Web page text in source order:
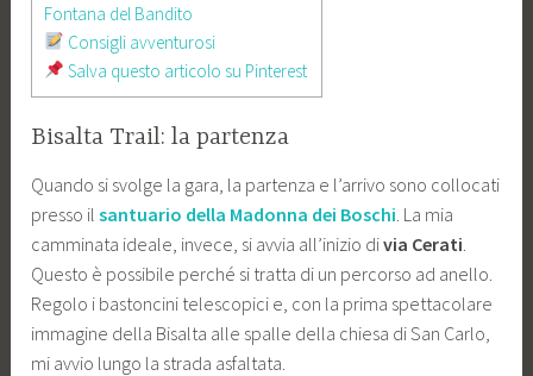
Fontana del Bandito
Consigli avventurosi
Salva questo articolo su Pinterest
Bisalta Trail: la partenza
Quando si svolge la gara, la partenza e l’arrivo sono collocati
presso ilsantuario della Madonna dei Boschi . La mia
camminata ideale, invece, si avvia all’inizio divia Cerati
Questo è possibile perché si tratta di un percorso ad anello.
Regolo i bastoncini telescopici e, con la prima spettacolare
immagine della Bisalta alle spalle della chiesa di San Carlo,
mi avvio lungo la strada asfaltata.